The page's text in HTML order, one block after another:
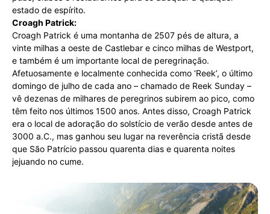
estado de espírito.
Croagh Patrick:
Croagh Patrick é uma montanha de 2507 pés de altura, a
vinte milhas a oeste de Castlebar e cinco milhas de Westport,
e também é um importante local de peregrinação.
Afetuosamente e localmente conhecida como ‘Reek’, o último
domingo de julho de cada ano – chamado de Reek Sunday –
vê dezenas de milhares de peregrinos subirem ao pico, como
têm feito nos últimos 1500 anos. Antes disso, Croagh Patrick
era o local de adoração do solstício de verão desde antes de
3000 a.C., mas ganhou seu lugar na reverência cristã desde
que São Patrício passou quarenta dias e quarenta noites
jejuando no cume.